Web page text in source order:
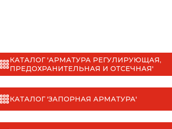
КАТАЛОГ 'АРМАТУРА РЕГУЛИРУЮЩАЯ,
ПРЕДОХРАНИТЕЛЬНАЯ И ОТСЕЧНАЯ'
КАТАЛОГ 'ЗАПОРНАЯ АРМАТУРА'